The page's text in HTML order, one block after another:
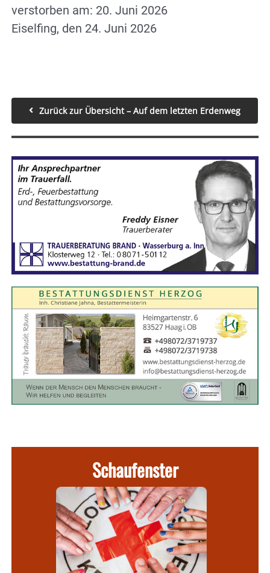
verstorben am: 20. Juni 2026
Eiselfing, den 24. Juni 2026
Zurück zur Übersicht – Auf dem letzten Erdenweg
Schaufenster